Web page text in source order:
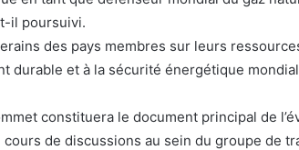
il poursuivi.
des pays membres sur leurs
durable et à la sécurité énergétique
constituera le document principal de
de discussions au sein du groupe de